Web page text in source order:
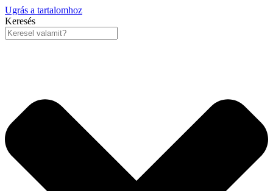
Ugrás a tartalomhoz
Keresés